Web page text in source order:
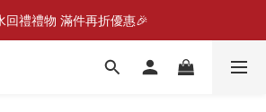
張訂單滿$300即減$20📣
回禮禮物 滿件再折優惠🎉
款滿$300免運費 （香港、澳門）